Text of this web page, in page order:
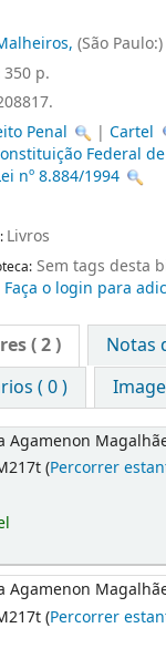
(São Paulo:)
350 p.
Penal |Cartel
Federal
nº 8.884/1994
Livros
Sem tags desta
Faça o login para
( 2 )
Notas
( 0 )
Agamenon
(Percorrer
Agamenon
(Percorrer